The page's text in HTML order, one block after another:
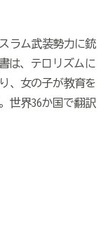
ラム武装勢力に銃
は、テロリズムに
、女の子が教育を
世界36か国で翻訳